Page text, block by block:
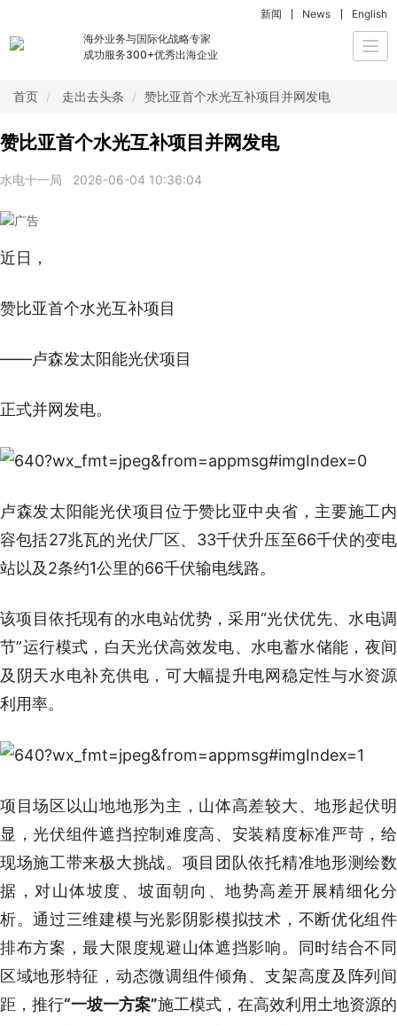
海外业务与国际化战略专家
成功服务300+优秀出海企业
新闻 News English
首页 走出去头条 赞比亚首个水光互补项目并网发电
赞比亚首个水光互补项目并网发电
水电十一局 2026-06-04 10:36:04
近日，
赞比亚首个水光互补项目
——卢森发太阳能光伏项目
正式并网发电。
卢森发太阳能光伏项目位于赞比亚中央省，主要施工内
容包括27兆瓦的光伏厂区、33千伏升压至66千伏的变电
站以及2条约1公里的66千伏输电线路。
该项目依托现有的水电站优势，采用“光伏优先、水电调
节”运行模式，白天光伏高效发电、水电蓄水储能，夜间
及阴天水电补充供电，可大幅提升电网稳定性与水资源
利用率。
项目场区以山地地形为主，山体高差较大、地形起伏明
显，光伏组件遮挡控制难度高、安装精度标准严苛，给
现场施工带来极大挑战。项目团队依托精准地形测绘数
据，对山体坡度、坡面朝向、地势高差开展精细化分
析。通过三维建模与光影阴影模拟技术，不断优化组件
排布方案，最大限度规避山体遮挡影响。同时结合不同
区域地形特征，动态微调组件倾角、支架高度及阵列间
距，推行“一坡一方案”施工模式，在高效利用土地资源的